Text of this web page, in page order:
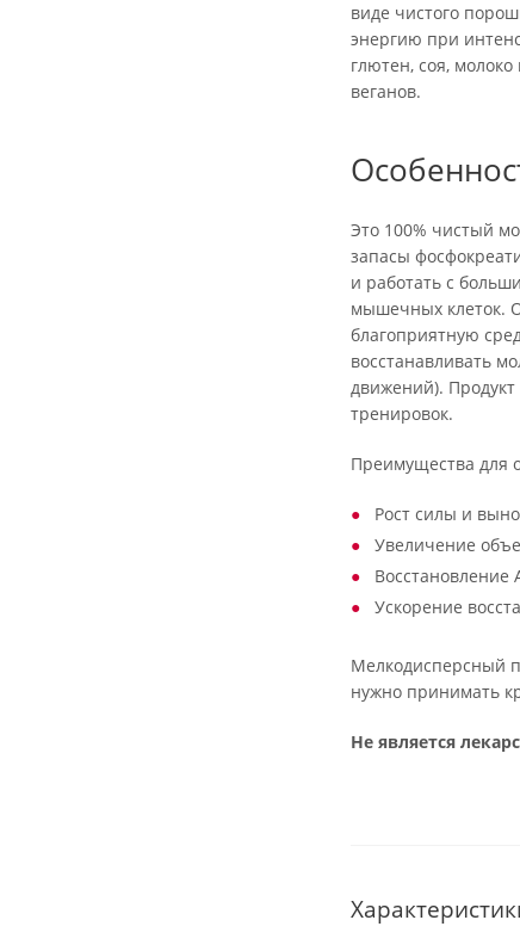
виде чистого
энергию при
глютен, соя,
веганов.
Это 100% чистый
запасы
и работать с
мышечных клеток.
благоприятную
восстанавливать
движений).
тренировок.
Преимущества для
Рост силы и
Увеличение
Восстановление
Ускорение
Мелкодисперсный
нужно принимать
Не является